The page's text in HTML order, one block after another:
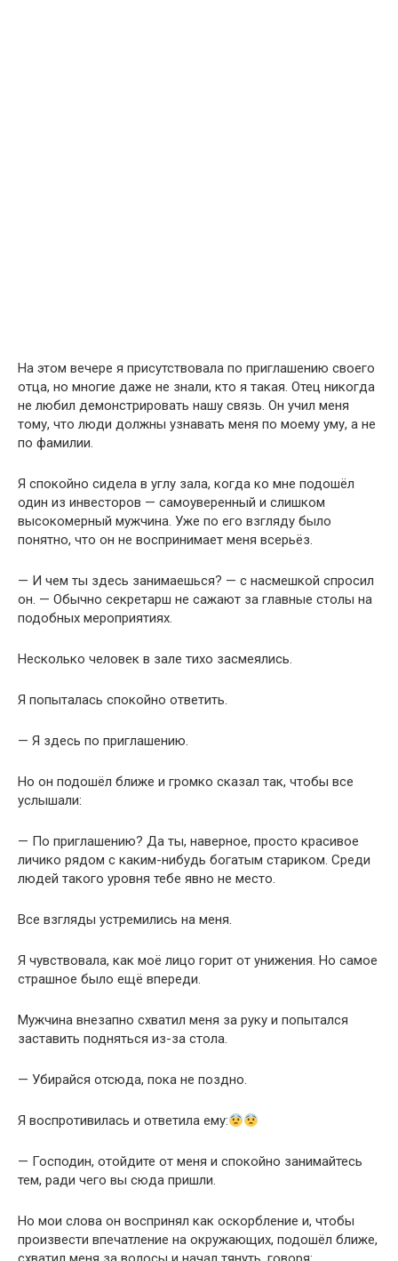
На этом вечере я присутствовала по приглашению своего
отца, но многие даже не знали, кто я такая. Отец никогда
не любил демонстрировать нашу связь. Он учил меня
тому, что люди должны узнавать меня по моему уму, а не
по фамилии.
Я спокойно сидела в углу зала, когда ко мне подошёл
один из инвесторов — самоуверенный и слишком
высокомерный мужчина. Уже по его взгляду было
понятно, что он не воспринимает меня всерьёз.
— И чем ты здесь занимаешься? — с насмешкой спросил
он. — Обычно секретарш не сажают за главные столы на
подобных мероприятиях.
Несколько человек в зале тихо засмеялись.
Я попыталась спокойно ответить.
— Я здесь по приглашению.
Но он подошёл ближе и громко сказал так, чтобы все
услышали:
— По приглашению? Да ты, наверное, просто красивое
личико рядом с каким-нибудь богатым стариком. Среди
людей такого уровня тебе явно не место.
Все взгляды устремились на меня.
Я чувствовала, как моё лицо горит от унижения. Но самое
страшное было ещё впереди.
Мужчина внезапно схватил меня за руку и попытался
заставить подняться из-за стола.
— Убирайся отсюда, пока не поздно.
Я воспротивилась и ответила ему:
— Господин, отойдите от меня и спокойно занимайтесь
тем, ради чего вы сюда пришли.
Но мои слова он воспринял как оскорбление и, чтобы
произвести впечатление на окружающих, подошёл ближе,